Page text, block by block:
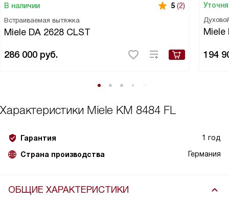
В наличии 5 (2)
Встраиваемая вытяжка
Miele DA 2628 CLST
286 000 руб.
Miele
194
Характеристики Miele KM 8484 FL
Гарантия 1 год
Страна производства Германия
ОБЩИЕ ХАРАКТЕРИСТИКИ